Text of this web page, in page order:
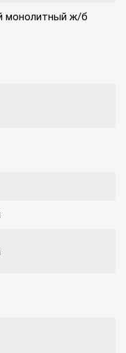
монолитный ж/б